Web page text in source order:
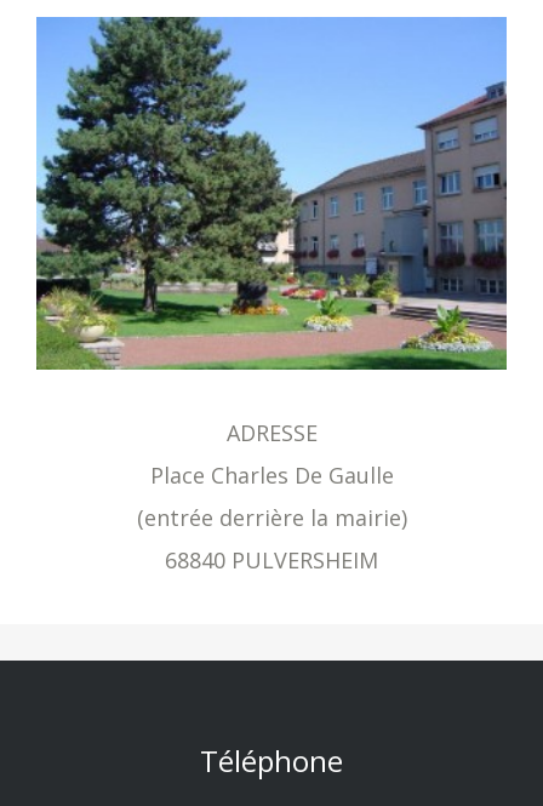
ADRESSE
Place Charles De Gaulle
(entrée derrière la mairie)
68840 PULVERSHEIM
Téléphone